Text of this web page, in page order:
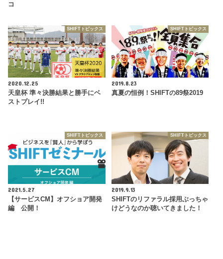
コ
SHIFTトピックス
2020.12.25
天皇杯 準々決勝結果と勝手にベ
ストプレイ!!
SHIFTトピックス
2019.8.23
真夏の恒例！SHIFTの89祭2019
SHIFTトピックス
2021.5.27
【サービスCM】オフショア開発
編 公開！
SHIFTトピックス
2019.9.13
SHIFTのリファラル採用ぶっちゃ
けどうなのか聴いてきました！